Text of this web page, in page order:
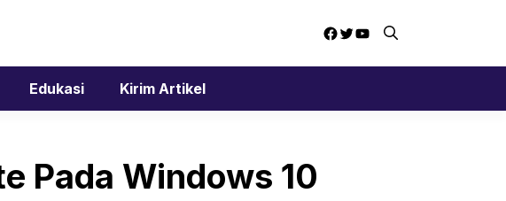
Facebook
Twitter
YouTube
Edukasi Kirim Artikel
Pada Windows 10